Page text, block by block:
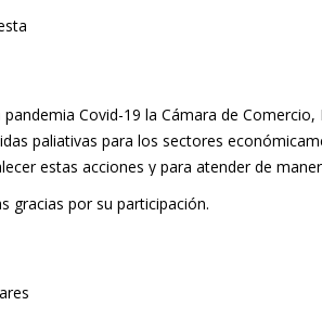
pandemia Covid-19 la Cámara de
paliativas para los sectores
estas acciones y para atender de
fin de presentar a las autoridades
Por eso, solicitamos comenten la
gracias por su participación.